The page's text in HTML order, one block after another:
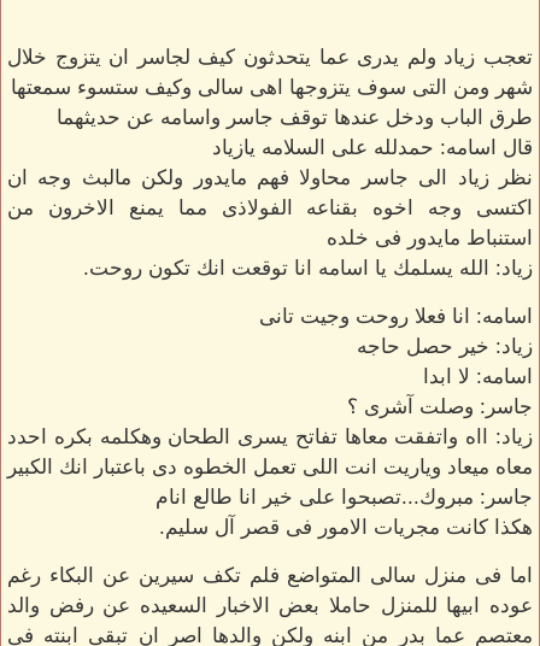
تعجب زياد ولم يدرى عما يتحدثون كيف لجاسر ان يتزوج خلال
شهر ومن التى سوف يتزوجها اهى سالى وكيف ستسوء سمعتها
طرق الباب ودخل عندها توقف جاسر واسامه عن حديثهما
قال اسامه: حمدلله على السلامه يازياد
نظر زياد الى جاسر محاولا فهم مايدور ولكن مالبث وجه ان
اكتسى وجه اخوه بقناعه الفولاذى مما يمنع الاخرون من
استنباط مايدور فى خلده
زياد: الله يسلمك يا اسامه انا توقعت انك تكون روحت.
اسامه: انا فعلا روحت وجيت تانى
زياد: خير حصل حاجه
اسامه: لا ابدا
جاسر: وصلت آشرى ؟
زياد: ااه واتفقت معاها تفاتح يسرى الطحان وهكلمه بكره احدد
معاه ميعاد وياريت انت اللى تعمل الخطوه دى باعتبار انك الكبير
جاسر: مبروك...تصبحوا على خير انا طالع انام
هكذا كانت مجريات الامور فى قصر آل سليم.
اما فى منزل سالى المتواضع فلم تكف سيرين عن البكاء رغم
عوده ابيها للمنزل حاملا بعض الاخبار السعيده عن رفض والد
معتصم عما بدر من ابنه ولكن والدها اصر ان تبقى ابنته فى